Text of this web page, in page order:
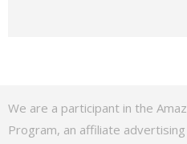
We are a participant in the
Program, an affiliate